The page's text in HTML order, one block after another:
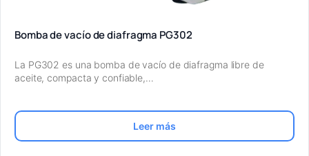
Bomba de vacío de diafragma PG302
La PG302 es una bomba de vacío de diafragma libre de
aceite, compacta y confiable,…
Leer más